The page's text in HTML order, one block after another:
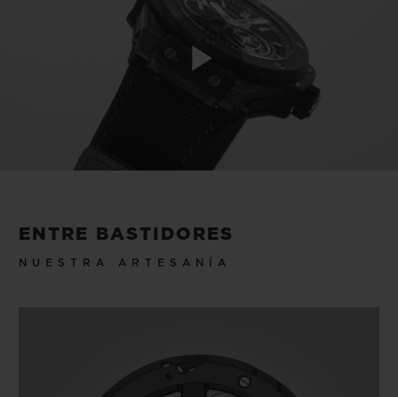
Play
ENTRE BASTIDORES
NUESTRA ARTESANÍA